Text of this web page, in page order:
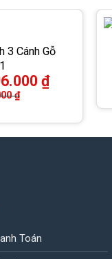
3 Cánh Gỗ
₫
₫
Toán